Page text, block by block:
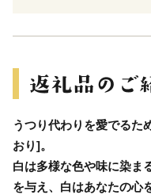
うつり代わりを愛でるた
おり]。
白は多様な色や味に染ま
を与え、白はあなたの心